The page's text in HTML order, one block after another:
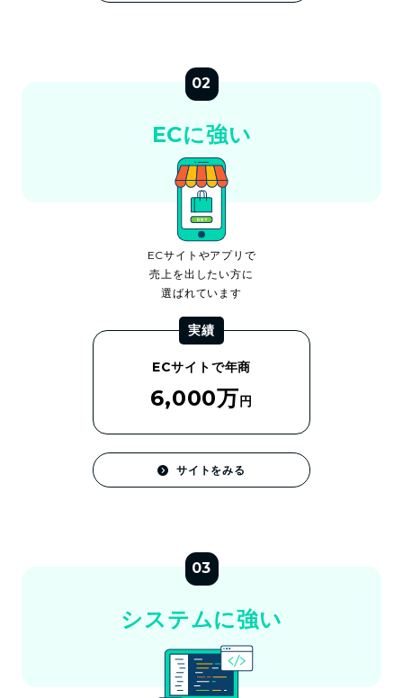
02
ECに強い
ECサイトやアプリで
売上を出したい方に
選ばれています
実績
ECサイトで年商
6,000万円
サイトをみる
03
システムに強い